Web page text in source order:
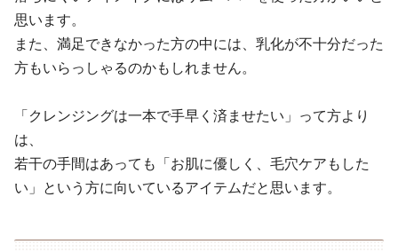
思います。
また、満足できなかった方の中には、乳化が不十分だった
方もいらっしゃるのかもしれません。
「クレンジングは一本で手早く済ませたい」って方より
は、
若干の手間はあっても「お肌に優しく、毛穴ケアもした
い」という方に向いているアイテムだと思います。